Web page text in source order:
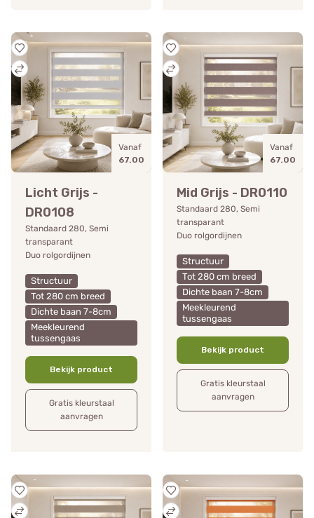
Vanaf
67.00
Licht Grijs -
DR0108
Standaard 280, Semi
transparant
Duo rolgordijnen
Structuur
Tot 280 cm breed
Dichte baan 7-8cm
Meekleurend
tussengaas
Bekijk product
Gratis kleurstaal
aanvragen
Vanaf
67.00
Mid Grijs - DR0110
Standaard 280, Semi
transparant
Duo rolgordijnen
Structuur
Tot 280 cm breed
Dichte baan 7-8cm
Meekleurend
tussengaas
Bekijk product
Gratis kleurstaal
aanvragen